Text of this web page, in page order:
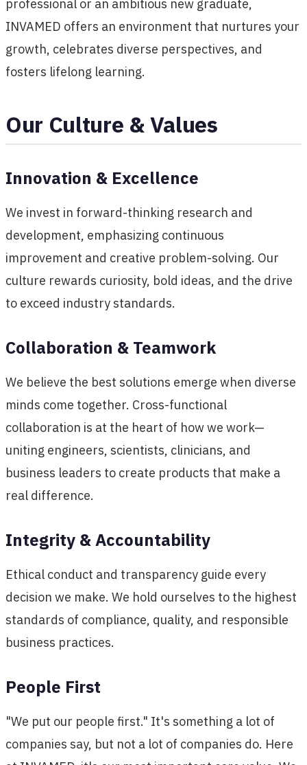
professional or an ambitious new graduate,
INVAMED offers an environment that nurtures your
growth, celebrates diverse perspectives, and
fosters lifelong learning.
Our Culture & Values
Innovation & Excellence
We invest in forward-thinking research and
development, emphasizing continuous
improvement and creative problem-solving. Our
culture rewards curiosity, bold ideas, and the drive
to exceed industry standards.
Collaboration & Teamwork
We believe the best solutions emerge when diverse
minds come together. Cross-functional
collaboration is at the heart of how we work—
uniting engineers, scientists, clinicians, and
business leaders to create products that make a
real difference.
Integrity & Accountability
Ethical conduct and transparency guide every
decision we make. We hold ourselves to the highest
standards of compliance, quality, and responsible
business practices.
People First
"We put our people first." It's something a lot of
companies say, but not a lot of companies do. Here